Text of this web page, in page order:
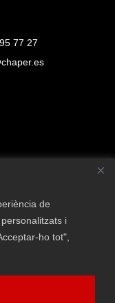
de
i
ho tot",
77 27
Cookies
Avís
de Recuperació,
Generation EU.